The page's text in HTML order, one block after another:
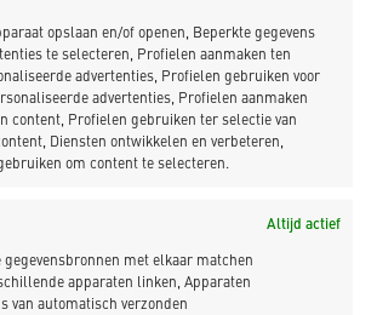
opslaan en/of openen, Beperkte gegevens
te selecteren, Profielen aanmaken ten
advertenties, Profielen gebruiken voor
advertenties, Profielen aanmaken
content, Profielen gebruiken ter selectie van
Diensten ontwikkelen en verbeteren,
om content te selecteren.
Altijd actief
gegevensbronnen met elkaar matchen
apparaten linken, Apparaten
van automatisch verzonden
dat dat er veel uitgelegd moet
van onze bewoners is echt
dat het ook in de fasering van belang
kunnen bewegen zonder rekening te
kou of tocht. Waardoor de gebouwen
gebouwen te kunnen bewegen.
improviseren. Je wilt bijvoorbeeld niet
uitkomt op een dak dat nog niet